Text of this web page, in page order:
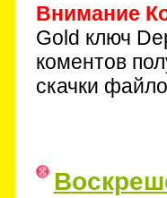
Внимание
Gold ключ
коментов
скачки